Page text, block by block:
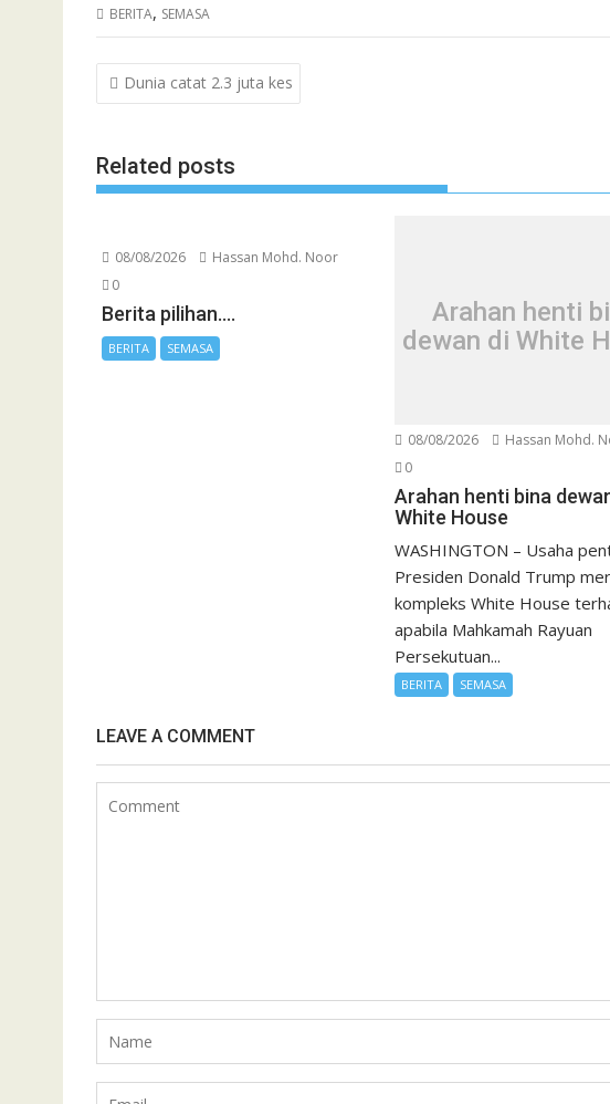
BERITA, SEMASA
Post
navigation
Dunia catat 2.3 juta kes
Related posts
08/08/2026
Hassan Mohd. Noor
0
Berita pilihan….
BERITA SEMASA
Arahan henti
dewan di White
08/08/2026
Hassan Mohd.
0
Arahan henti bina
White House
WASHINGTON – Usaha
Presiden Donald Trump
kompleks White House
apabila Mahkamah Rayuan
Persekutuan...
BERITA SEMASA
LEAVE A COMMENT